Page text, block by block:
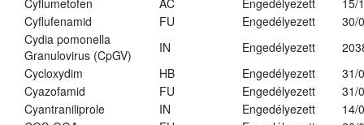
Cyflumetofen
AC Engedélyezett
15/
Cyflufenamid
FU Engedélyezett
30/
Cydia pomonella
Granulovirus (CpGV)
IN Engedélyezett
Cycloxydim
HB Engedélyezett
31/
Cyazofamid
FU Engedélyezett
31/
Cyantraniliprole
IN Engedélyezett
14/